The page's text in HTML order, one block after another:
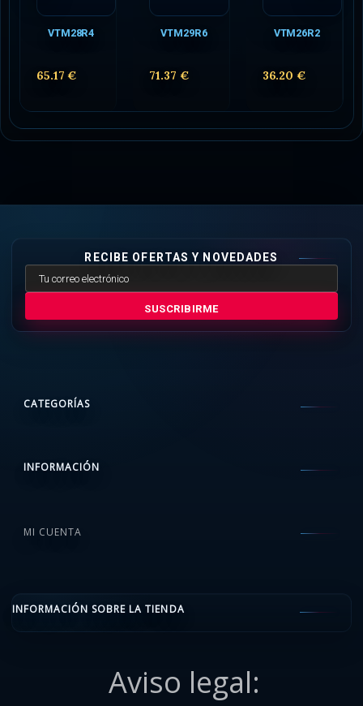
VTM28R4
65.17 €
VTM29R6
71.37 €
VTM26R2
36.20 €
RECIBE OFERTAS Y NOVEDADES
SUSCRIBIRME
CATEGORÍAS
INFORMACIÓN
MI CUENTA
INFORMACIÓN SOBRE LA TIENDA
Aviso legal: